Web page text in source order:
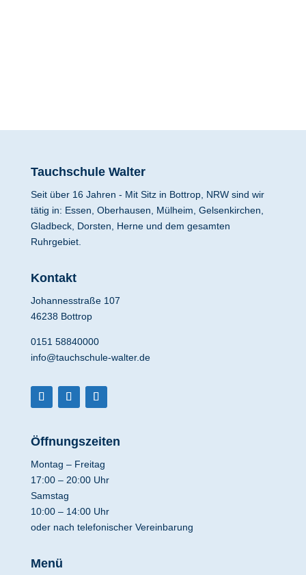
Tauchschule Walter
Seit über 16 Jahren - Mit Sitz in Bottrop, NRW sind wir
tätig in: Essen, Oberhausen, Mülheim, Gelsenkirchen,
Gladbeck, Dorsten, Herne und dem gesamten
Ruhrgebiet.
Kontakt
Johannesstraße 107
46238 Bottrop
0151 58840000
info@tauchschule-walter.de
Öffnungszeiten
Montag – Freitag
17:00 – 20:00 Uhr
Samstag
10:00 – 14:00 Uhr
oder nach telefonischer Vereinbarung
Menü